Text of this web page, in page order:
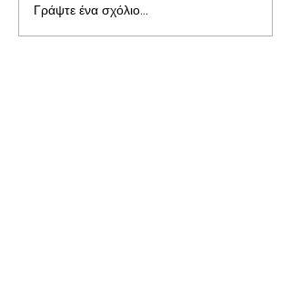
Γράψτε ένα σχόλιο...